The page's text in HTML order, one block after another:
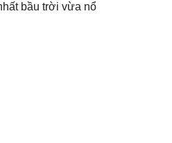
bầu trời vừa nổ